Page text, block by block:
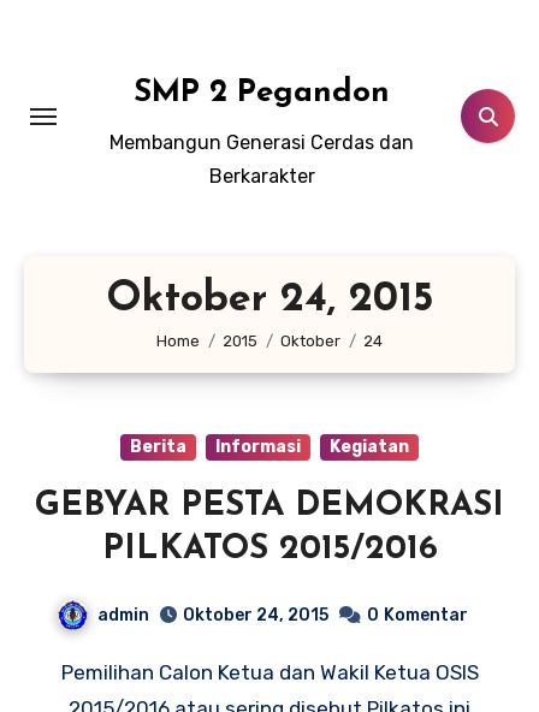
SMP 2 Pegandon
Membangun Generasi Cerdas dan
Berkarakter
Oktober 24, 2015
Home 2015 Oktober 24
Berita Informasi Kegiatan
GEBYAR PESTA DEMOKRASI
PILKATOS 2015/2016
admin Oktober 24, 2015 0 Komentar
Pemilihan Calon Ketua dan Wakil Ketua OSIS